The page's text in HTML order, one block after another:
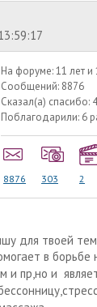
На форуме:11 лет и
Сообщений: 8876
Сказал(а) спасибо:
Поблагодарили: 6
8876 303 2
для твоей
в
и пр,но и